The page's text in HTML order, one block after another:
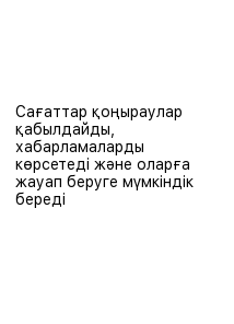
Сағаттар қоңыраулар
қабылдайды,
хабарламаларды
көрсетеді және оларға
жауап беруге мүмкіндік
береді